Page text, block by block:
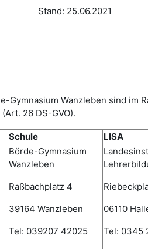
Stand: 25.06.2021
Wanzleben sind
26 DS-GVO).
Schule LISA
Börde-Gymnasium
Wanzleben
Raßbachplatz 4
39164 Wanzleben
Tel: 039207 42025
06110
Tel: 0345